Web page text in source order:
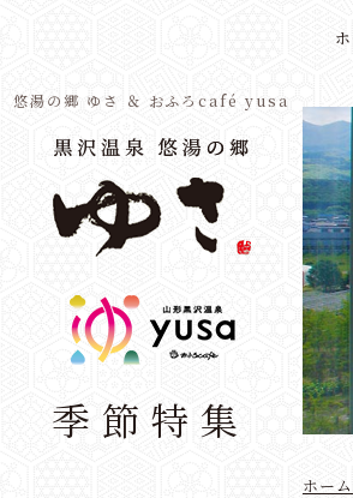
悠湯の郷 ゆさ ＆ おふろcafé yusa
季節特集
ホーム